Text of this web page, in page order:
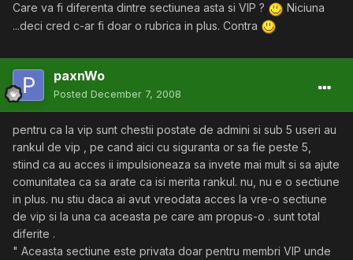
Care va fi diferenta dintre sectiunea asta si VIP ?
Niciuna
...deci cred c-ar fi doar o rubrica in plus. Contra
paxnWo
Posted December 7, 2008
pentru ca la vip sunt chestii postate de admini si sub 5 useri au
rankul de vip , pe cand aici cu siguranta or sa fie peste 5,
stiind ca au acces ii impulsioneaza sa invete mai mult si sa ajute
comunitatea ca sa arate ca isi merita rankul. nu, nu e o sectiune
in plus. nu stiu daca ai avut vreodata acces la vre-o sectiune
de vip si la una ca aceasta pe care am propus-o . sunt total
diferite .
" Aceasta sectiune este privata doar pentru membri VIP unde